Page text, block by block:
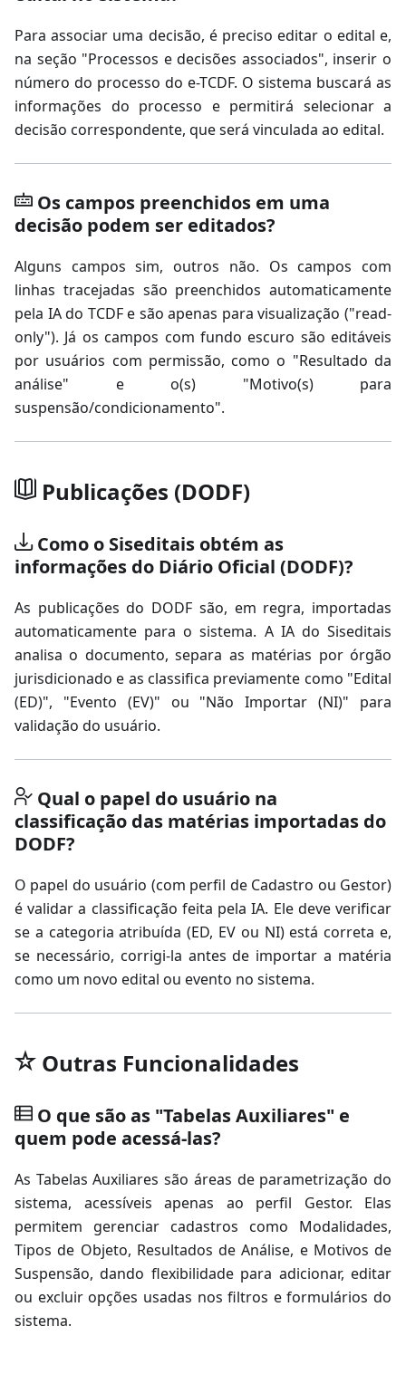
Para associar uma decisão, é preciso editar o edital e,
na seção "Processos e decisões associados", inserir o
número do processo do e-TCDF. O sistema buscará as
informações do processo e permitirá selecionar a
decisão correspondente, que será vinculada ao edital.
Os campos preenchidos em uma
decisão podem ser editados?
Alguns campos sim, outros não. Os campos com
linhas tracejadas são preenchidos automaticamente
pela IA do TCDF e são apenas para visualização ("read-
only"). Já os campos com fundo escuro são editáveis
por usuários com permissão, como o "Resultado da
análise" e o(s) "Motivo(s) para
suspensão/condicionamento".
Publicações (DODF)
Como o Siseditais obtém as
informações do Diário Oficial (DODF)?
As publicações do DODF são, em regra, importadas
automaticamente para o sistema. A IA do Siseditais
analisa o documento, separa as matérias por órgão
jurisdicionado e as classifica previamente como "Edital
(ED)", "Evento (EV)" ou "Não Importar (NI)" para
validação do usuário.
Qual o papel do usuário na
classificação das matérias importadas do
DODF?
O papel do usuário (com perfil de Cadastro ou Gestor)
é validar a classificação feita pela IA. Ele deve verificar
se a categoria atribuída (ED, EV ou NI) está correta e,
se necessário, corrigi-la antes de importar a matéria
como um novo edital ou evento no sistema.
Outras Funcionalidades
O que são as "Tabelas Auxiliares" e
quem pode acessá-las?
As Tabelas Auxiliares são áreas de parametrização do
sistema, acessíveis apenas ao perfil Gestor. Elas
permitem gerenciar cadastros como Modalidades,
Tipos de Objeto, Resultados de Análise, e Motivos de
Suspensão, dando flexibilidade para adicionar, editar
ou excluir opções usadas nos filtros e formulários do
sistema.